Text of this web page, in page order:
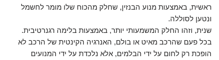
ראשית, באמצעות מנוע הבנזין, שחלק מהכוח שלו מומר לחשמל
ונטען לסוללה.
שנית, וזהו החלק המשמעותי יותר, באמצעות בלימה רגנרטיבית.
בכל פעם שהרכב מאיט או בולם, האנרגיה הקינטית של הרכב לא
הופכת רק לחום על ידי הבלמים, אלא נלכדת על ידי המנועים